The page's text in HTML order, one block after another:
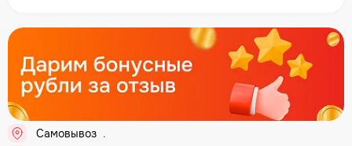
Самовывоз ..